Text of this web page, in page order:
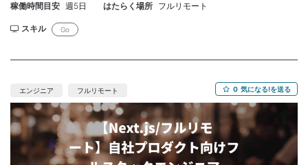
稼働時間目安 週5日 はたらく場所 フルリモート
スキル Go
エンジニア フルリモート 0 気になる!を送る